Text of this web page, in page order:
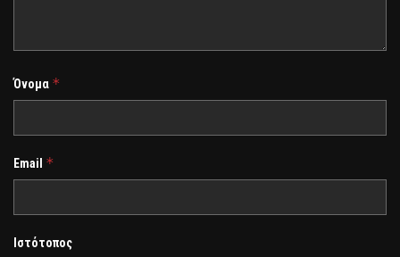
Όνομα *
Email *
Ιστότοπος